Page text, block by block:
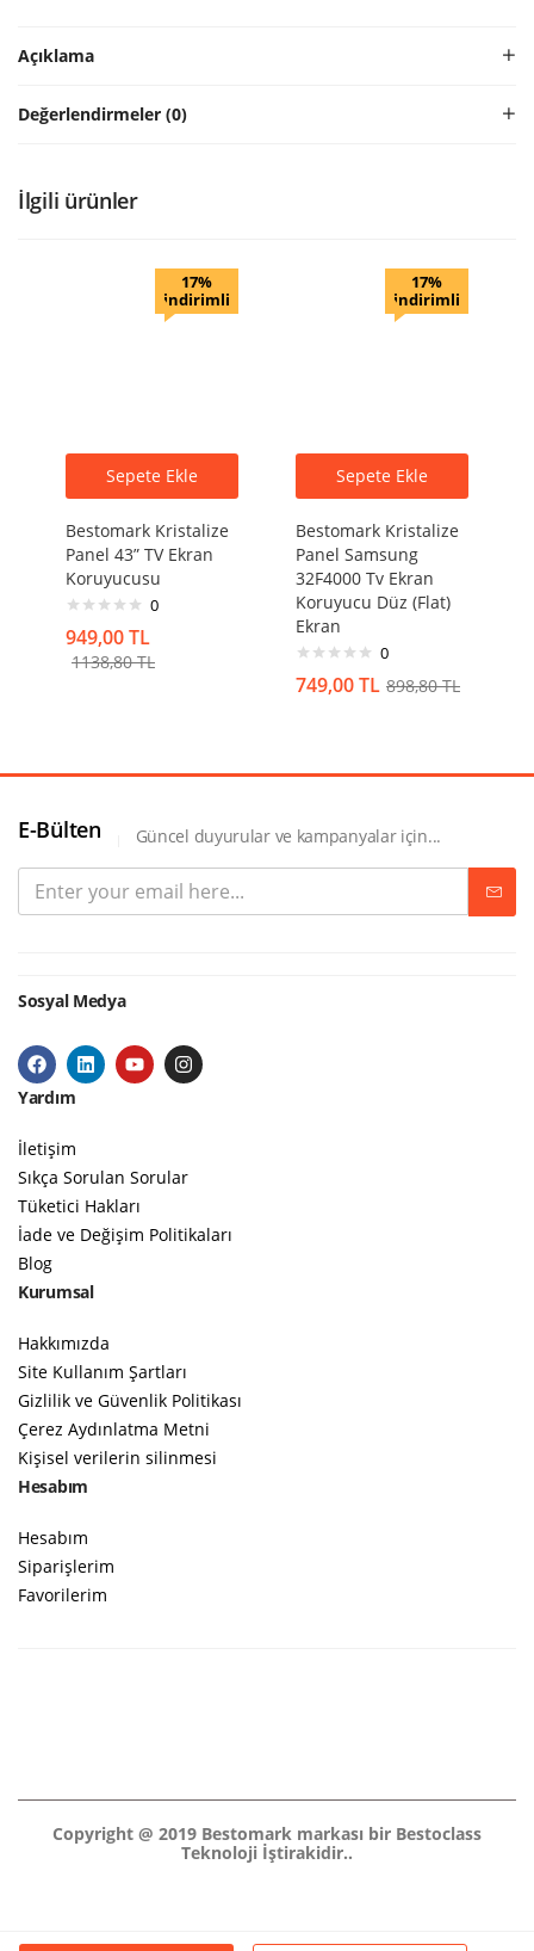
Açıklama
Değerlendirmeler (0)
İlgili ürünler
17%
indirimli
Sepete Ekle
Bestomark Kristalize
Panel 43” TV Ekran
Koruyucusu
0
949,00TL
1138,80TL
17%
indirimli
Sepete Ekle
Bestomark Kristalize
Panel Samsung
32F4000 Tv Ekran
Koruyucu Düz (Flat)
Ekran
0
749,00TL 898,80TL
E-Bülten Güncel duyurular ve kampanyalar için...
Sosyal Medya
Yardım
İletişim
Sıkça Sorulan Sorular
Tüketici Hakları
İade ve Değişim Politikaları
Blog
Kurumsal
Hakkımızda
Site Kullanım Şartları
Gizlilik ve Güvenlik Politikası
Çerez Aydınlatma Metni
Kişisel verilerin silinmesi
Hesabım
Hesabım
Siparişlerim
Favorilerim
Copyright @ 2019 Bestomark markası bir Bestoclass
Teknoloji İştirakidir..